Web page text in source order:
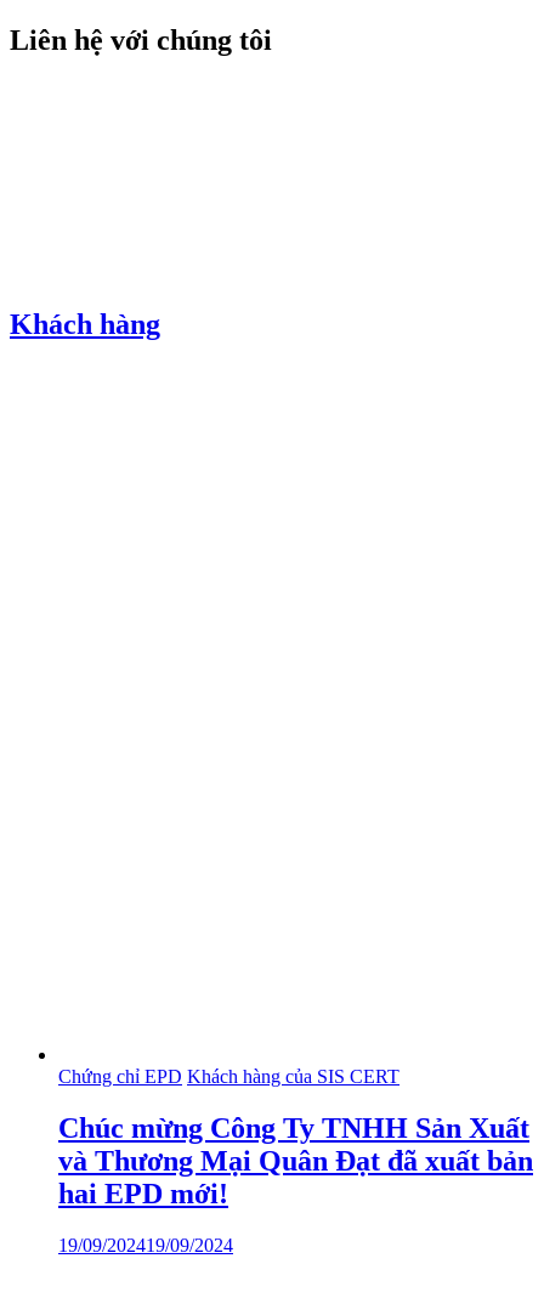
Liên hệ với chúng tôi
Khách hàng
Chứng chỉ EPD Khách hàng của SIS CERT
Chúc mừng Công Ty TNHH Sản Xuất
và Thương Mại Quân Đạt đã xuất bản
hai EPD mới!
19/09/202419/09/2024